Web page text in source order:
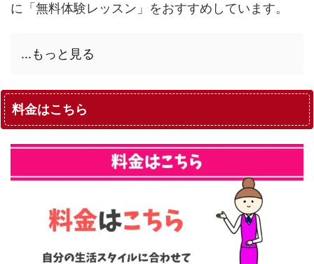
に「無料体験レッスン」をおすすめしています。
...もっと見る
料金はこちら